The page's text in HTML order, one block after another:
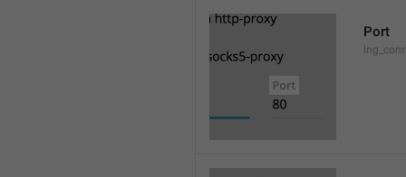
Port